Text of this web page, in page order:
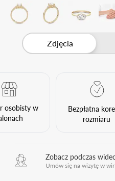
Zdjęcia
osobisty w
Bezpłatna
rozmiaru
Zobacz podczas
Umów się na wizytę w